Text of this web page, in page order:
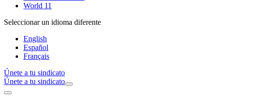
World 11
Seleccionar un idioma diferente
English
Español
Français
Únete a tu sindicato
Únete a tu sindicato